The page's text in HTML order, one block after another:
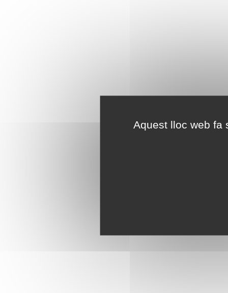
Aquest lloc web fa